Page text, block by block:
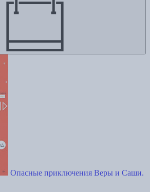
Опасные приключения Веры и Саши.